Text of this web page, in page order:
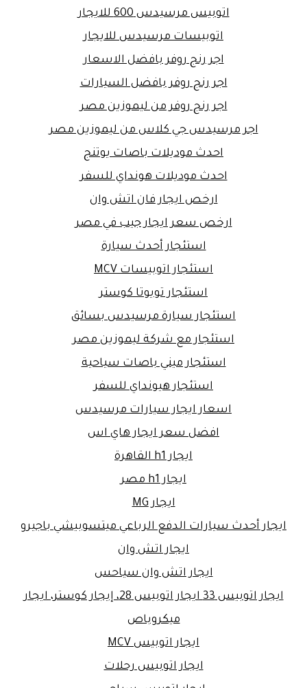
اتوبيس مرسيدس 600 للايجار
اتوبيسات مرسيدس للايجار
اجر رنج روفر بافضل الاسعار
اجر رنج روفر بافضل السيارات
اجر رنج روفر من ليموزين مصر
اجر مرسيدس جي كلاس من ليموزين مصر
احدث موديلات باصات يوتنج
احدث موديلات هونداي للسفر
ارخص ايجار فان اتش وان
ارخص سعر ايجار جيب في مصر
استئجار أحدث سيارة
استئجار اتوبيسات MCV
استئجار تويوتا كوستر
استئجار سيارة مرسيدس بسائق
استئجار مع شركة ليموزين مصر
استئجار ميني باصات سياحية
استئجار هيونداي للسفر
اسعار ايجار سيارات مرسيدس
افضل سعر ايجار هاي اس
ايجار h1 القاهرة
ايجار h1 مصر
ايجار MG
ايجار أحدث سيارات الدفع الرباعي ميتسوبيشي باجيرو
ايجار اتش وان
ايجار اتش وان سياحس
ايجار اتوبيس 33 ايجار اتوبيس 28، إيجار كوستر، ايجار
ميكروباص
ايجار اتوبيس MCV
ايجار اتوبيس رحلات